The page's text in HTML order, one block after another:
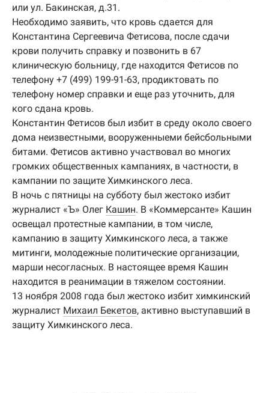
или ул. Бакинская, д.31.
Необходимо заявить, что кровь сдается для
Константина Сергеевича Фетисова, после сдачи
крови получить справку и позвонить в 67
клиническую больницу, где находится Фетисов по
телефону +7 (499) 199-91-63, продиктовать по
телефону номер справки и еще раз уточнить, для
кого сдана кровь.
Константин Фетисов был избит в среду около своего
дома неизвестными, вооруженныеми бейсбольными
битами. Фетисов активно участвовал во многих
громких общественных кампаниях, в частности, в
кампании по защите Химкинского леса.
В ночь с пятницы на субботу был жестоко избит
журналист «Ъ» Олег Кашин. В «Коммерсанте» Кашин
освещал протестные кампании, в том числе,
кампанию в защиту Химкинского леса, а также
митинги, молодежные политические организации,
марши несогласных. В настоящее время Кашин
находится в реанимации в тяжелом состоянии.
13 ноября 2008 года был жестоко избит химкинский
журналист Михаил Бекетов, активно выступавший в
защиту Химкинского леса.